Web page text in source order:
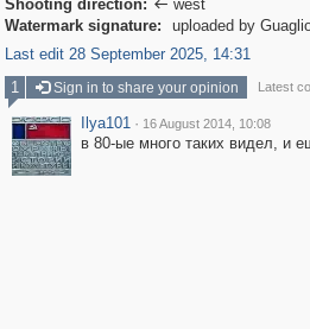
Shooting direction:  west
Watermark signature:
uploaded by
Last edit 28 September 2025, 14:31
1
Sign in to share your opinion Latest
Ilya101 · 16 August 2014, 10:08
в 80-ые много таких видел, и